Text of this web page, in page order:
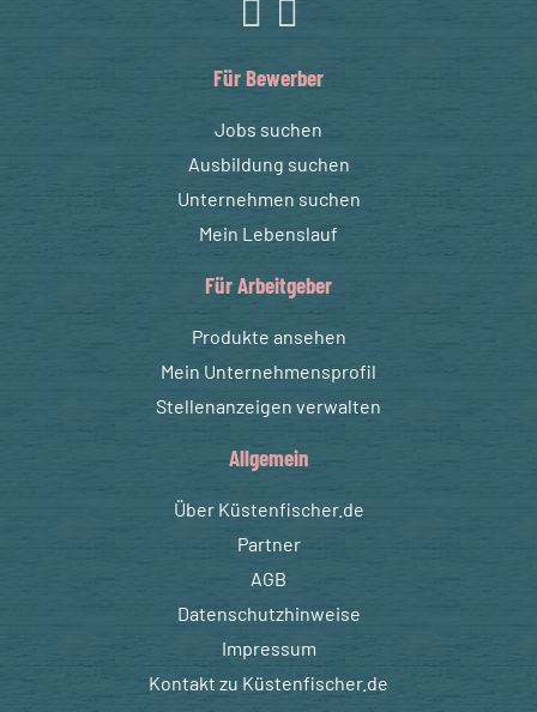
Für Bewerber
Jobs suchen
Ausbildung suchen
Unternehmen suchen
Mein Lebenslauf
Für Arbeitgeber
Produkte ansehen
Mein Unternehmensprofil
Stellenanzeigen verwalten
Allgemein
Über Küstenfischer.de
Partner
AGB
Datenschutzhinweise
Impressum
Kontakt zu Küstenfischer.de